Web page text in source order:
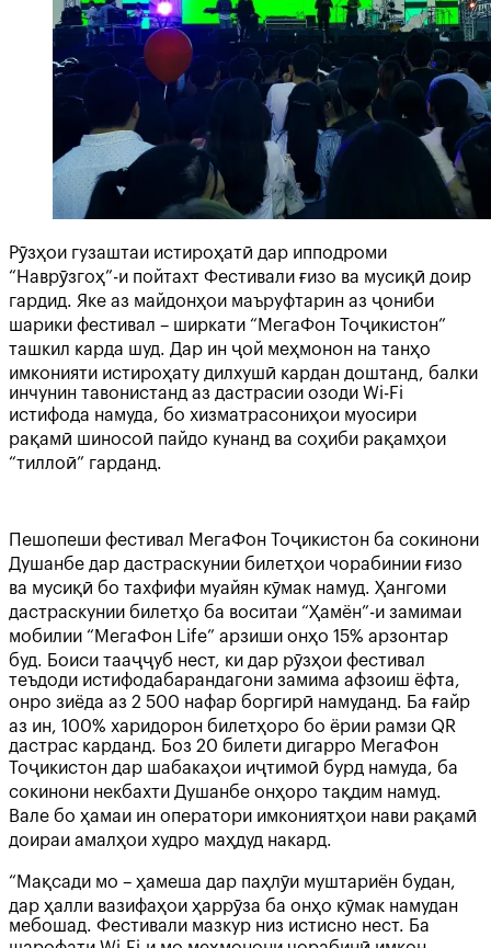
Рӯзҳои гузаштаи истироҳатӣ дар ипподроми
“Наврӯзгоҳ”-и пойтахт Фестивали ғизо ва мусиқӣ доир
гардид. Яке аз майдонҳои маъруфтарин аз ҷониби
шарики фестивал – ширкати “МегаФон Тоҷикистон”
ташкил карда шуд. Дар ин ҷой меҳмонон на танҳо
имконияти истироҳату дилхушӣ кардан доштанд, балки
инчунин тавонистанд аз дастрасии озоди Wi-Fi
истифода намуда, бо хизматрасониҳои муосири
рақамӣ шиносоӣ пайдо кунанд ва соҳиби рақамҳои
“тиллоӣ” гарданд.
Пешопеши фестивал МегаФон Тоҷикистон ба сокинони
Душанбе дар дастраскунии билетҳои чорабинии ғизо
ва мусиқӣ бо тахфифи муайян кӯмак намуд. Ҳангоми
дастраскунии билетҳо ба воситаи “Ҳамён”-и замимаи
мобилии “МегаФон Life” арзиши онҳо 15% арзонтар
буд. Боиси тааҷҷуб нест, ки дар рӯзҳои фестивал
теъдоди истифодабарандагони замима афзоиш ёфта,
онро зиёда аз 2 500 нафар боргирӣ намуданд. Ба ғайр
аз ин, 100% харидорон билетҳоро бо ёрии рамзи QR
дастрас карданд. Боз 20 билети дигарро МегаФон
Тоҷикистон дар шабакаҳои иҷтимоӣ бурд намуда, ба
сокинони некбахти Душанбе онҳоро тақдим намуд.
Вале бо ҳамаи ин оператори имкониятҳои нави рақамӣ
доираи амалҳои худро маҳдуд накард.
“Мақсади мо – ҳамеша дар паҳлӯи муштариён будан,
дар ҳалли вазифаҳои ҳаррӯза ба онҳо кӯмак намудан
мебошад. Фестивали мазкур низ истисно нест. Ба